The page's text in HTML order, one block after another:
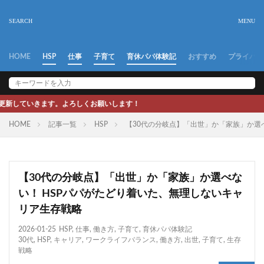
HOME HSP 仕事 子育て 育休パパ体験記 おすすめ プライバ
しくお願いします！
HOME 記事一覧 HSP 【30代の分岐点】「出世」か「家族」か
【30代の分岐点】「出世」か「家族」か選べな
い！ HSPパパがたどり着いた、無理しないキャ
リア生存戦略
2026-01-25 HSP, 仕事, 働き方, 子育て, 育休パパ体験記
30代, HSP, キャリア, ワークライフバランス , 働き方, 出世, 子育て, 生存
戦略